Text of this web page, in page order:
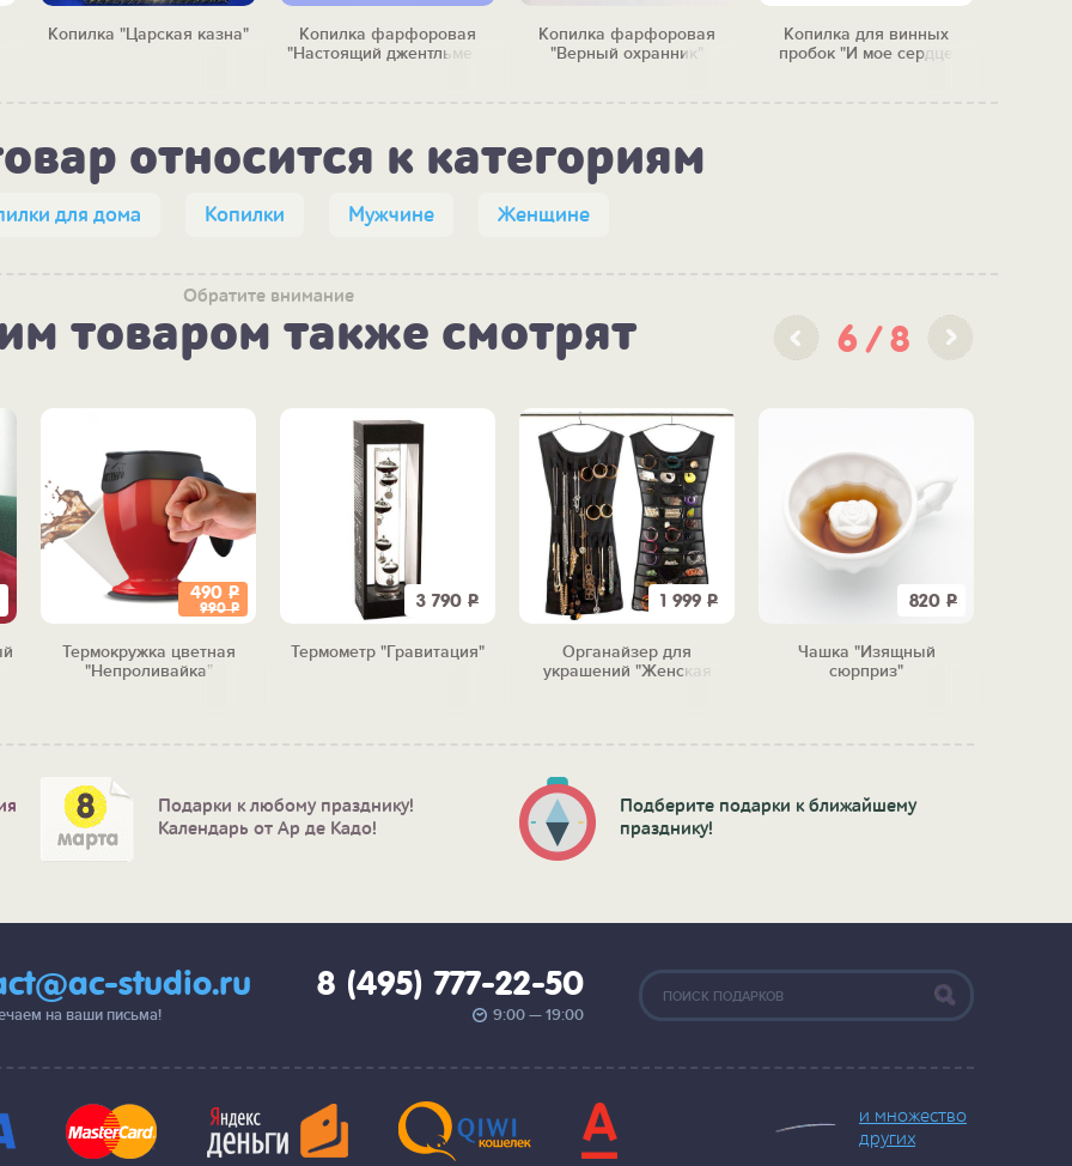
Копилка "Царская казна"
Копилка фарфоровая
"Настоящий джентльмен"
Копилка фарфоровая
"Верный охранник"
Копилка для винных
пробок "И мое сердце
относится к категориям
для дома Копилки Мужчине Женщине
Обратите внимание
товаром также смотрят 6 8
490 Р
990Р
Термокружка цветная
"Непроливайка"
3 790 Р
Термометр "Гравитация"
1 999 Р
Органайзер для
украшений "Женская
820 Р
Чашка "Изящный
сюрприз"
Подарки к любому празднику!
Календарь от Ар де Кадо!
Подберите подарки к ближайшему
празднику!
studio.ru
на ваши письма!
8 (495) 777-22-50
9:00 — 19:00
и множество
других